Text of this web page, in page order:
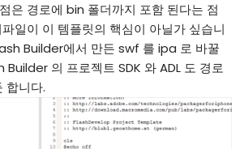
은 경로에 bin 폴더까지 포함 된다는 점
일이 이 템플릿의 핵심이 아닐가 싶습니
Builder에서 만든 swf 를 ipa 로 바꿀
Builder 의 프로젝트 SDK 와 ADL 도 경로
합니다.